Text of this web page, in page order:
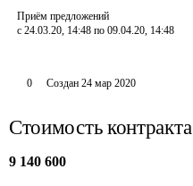
Приём предложений
с 24.03.20, 14:48 по 09.04.20, 14:48
0 Создан 24 мар 2020
Стоимость контракта
9 140 600